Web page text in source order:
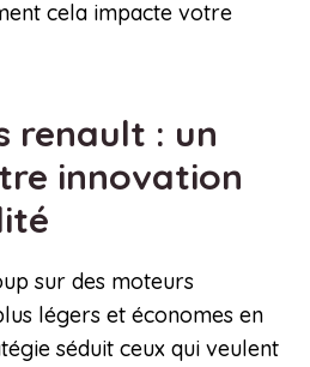
cela impacte votre
renault : un
innovation
sur des moteurs
légers et économes en
séduit ceux qui veulent